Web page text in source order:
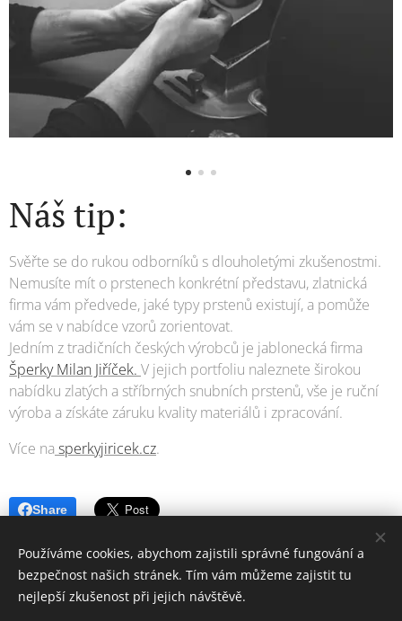
Náš tip:
Svěřte se do rukou odborníků s dlouholetými zkušenostmi.
Nemusíte mít o prstenech konkrétní představu, zlatnická
firma vám předvede, jaké typy prstenů existují, a pomůže
vám se v nabídce vzorů zorientovat.
Jedním z tradičních českých výrobců je jablonecká firma
Šperky Milan Jiříček. V jejich portfoliu naleznete širokou
nabídku zlatých a stříbrných snubních prstenů, vše je ruční
výroba a získáte záruku kvality materiálů i zpracování.
Více na sperkyjiricek.cz.
Share
© 2006-2025 PrimaŽena.cz I ESPRIT BOHEMIA s.r.o. I Všechna práva
Používáme cookies, abychom zajistili správné fungování a
bezpečnost našich stránek. Tím vám můžeme zajistit tu
nejlepší zkušenost při jejich návštěvě.